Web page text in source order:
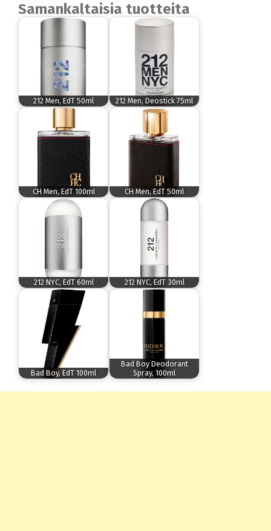
Samankaltaisia tuotteita
212 Men, EdT 50ml 212 Men, Deostick 75ml
CH Men, EdT 100ml CH Men, EdT 50ml
212 NYC, EdT 60ml 212 NYC, EdT 30ml
Bad Boy, EdT 100ml
Bad Boy Deodorant
Spray, 100ml